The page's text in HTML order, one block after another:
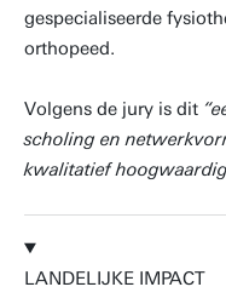
gespecialiseerde
orthopeed.
Volgens de jury is dit
scholing en
kwalitatief
LANDELIJKE IMPACT